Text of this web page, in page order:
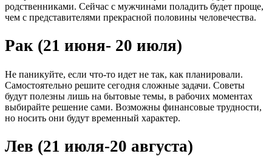
родственниками. Сейчас с мужчинами поладить будет проще,
чем с представителями прекрасной половины человечества.
Рак (21 июня- 20 июля)
Не паникуйте, если что-то идет не так, как планировали.
Самостоятельно решите сегодня сложные задачи. Советы
будут полезны лишь на бытовые темы, в рабочих моментах
выбирайте решение сами. Возможны финансовые трудности,
но носить они будут временный характер.
Лев (21 июля-20 августа)